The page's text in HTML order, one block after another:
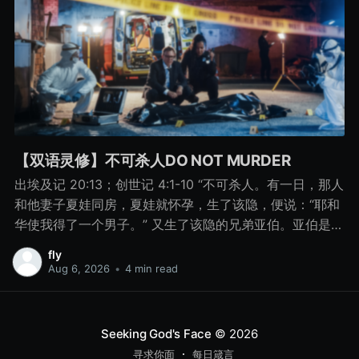
【双语灵修】不可杀人DO NOT MURDER
出埃及记 20:13；创世记 4:1-10 “不可杀人。有一日，那人
和他妻子夏娃同房，夏娃就怀孕，生了该隐，便说：“耶和
华使我得了一个男子。” 又生了该隐的兄弟亚伯。亚伯是牧
羊的，该隐是种地的。 有一日，该隐拿地里的出产为供物
献给耶和华， 亚伯也将他羊群中头生的和羊的脂油献上。
为什么发怒呢？你为什么变了脸色呢？ 你若行得好，岂不
蒙悦纳？你若行得不好，罪就伏在门前。它必恋慕你，你
fly
Aug 6, 2026 • 4 min read
Seeking God's Face © 2026
寻求你面 每日箴言